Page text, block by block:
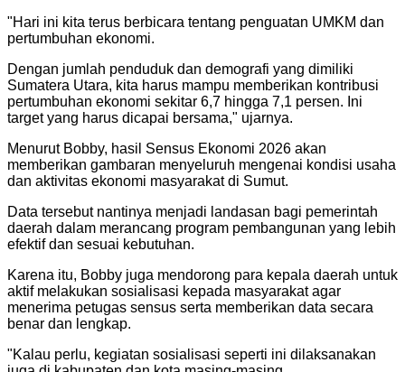
"Hari ini kita terus berbicara tentang penguatan UMKM dan
pertumbuhan ekonomi.
Dengan jumlah penduduk dan demografi yang dimiliki
Sumatera Utara, kita harus mampu memberikan kontribusi
pertumbuhan ekonomi sekitar 6,7 hingga 7,1 persen. Ini
target yang harus dicapai bersama," ujarnya.
Menurut Bobby, hasil Sensus Ekonomi 2026 akan
memberikan gambaran menyeluruh mengenai kondisi usaha
dan aktivitas ekonomi masyarakat di Sumut.
Data tersebut nantinya menjadi landasan bagi pemerintah
daerah dalam merancang program pembangunan yang lebih
efektif dan sesuai kebutuhan.
Karena itu, Bobby juga mendorong para kepala daerah untuk
aktif melakukan sosialisasi kepada masyarakat agar
menerima petugas sensus serta memberikan data secara
benar dan lengkap.
"Kalau perlu, kegiatan sosialisasi seperti ini dilaksanakan